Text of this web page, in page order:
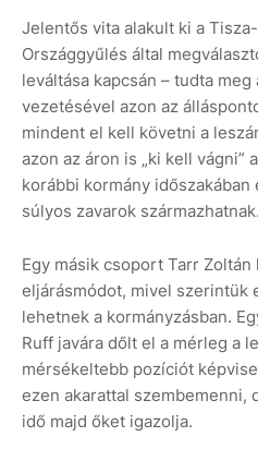
Jelentős vita alakult ki a
Országgyűlés által
leváltása kapcsán – tudta
vezetésével azon az
mindent el kell követni a
azon az áron is „ki kell vágni”
korábbi kormány
súlyos zavarok származhatnak.
Egy másik csoport Tarr
eljárásmódot, mivel szerintük
lehetnek a kormányzásban.
Ruff javára dőlt el a mérleg a
mérsékeltebb pozíciót
ezen akarattal szembemenni,
idő majd őket igazolja.